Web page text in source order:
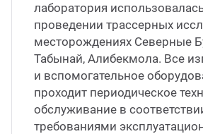
лаборатория
проведении трассерных
месторождениях Северные
Табынай, Алибекмола. Все
и вспомогательное
проходит периодическое
обслуживание в
требованиями